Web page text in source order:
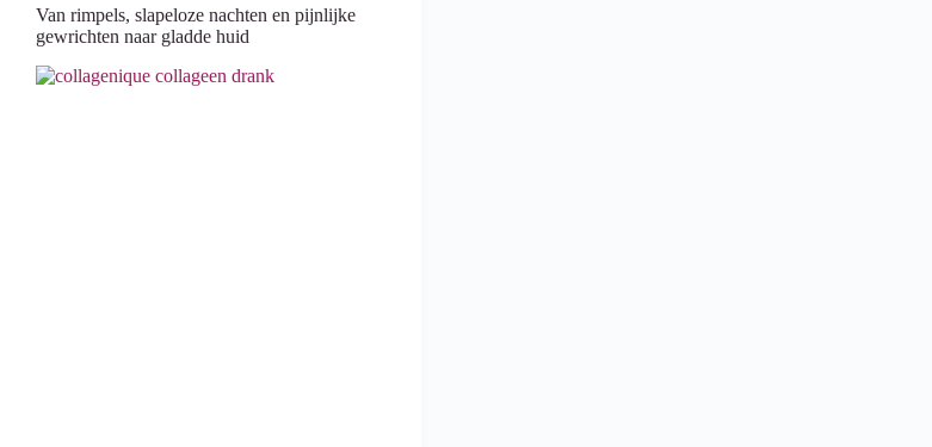
Van rimpels, slapeloze nachten en pijnlijke
gewrichten naar gladde huid